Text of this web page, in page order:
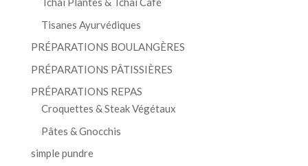
Tisanes Ayurvédiques
PRÉPARATIONS BOULANGÈRES
PRÉPARATIONS PÂTISSIÈRES
PRÉPARATIONS REPAS
Croquettes & Steak Végétaux
Pâtes & Gnocchis
simple pundre